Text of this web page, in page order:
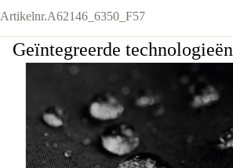
Artikelnr.A62146_6350_F57
Geïntegreerde technologieën